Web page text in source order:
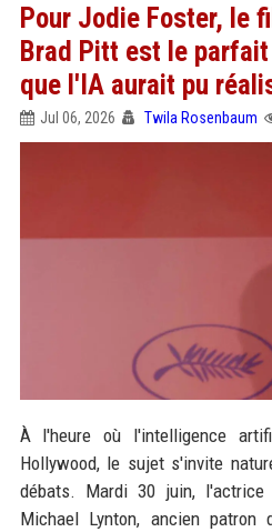
Pour Jodie Foster, le
Brad Pitt est le
que l'IA aurait pu
Jul 06, 2026 Twila Rosenbaum
À l'heure où l'intelligence
Hollywood, le sujet s'invite
débats. Mardi 30 juin,
Michael Lynton, ancien